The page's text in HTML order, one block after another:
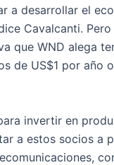
a desarrollar el
Cavalcanti.
que WND alega
de US$1 por año
invertir en
a estos socios a